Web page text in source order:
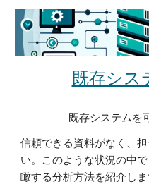
既存シス
既存システムを
信頼できる資料がなく、
い。このような状況の中
瞰する分析方法を紹介しま